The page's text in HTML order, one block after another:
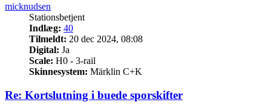
micknudsen
Stationsbetjent
Indlæg: 40
Tilmeldt: 20 dec 2024, 08:08
Digital: Ja
Scale: H0 - 3-rail
Skinnesystem: Märklin C+K
Re: Kortslutning i buede sporskifter